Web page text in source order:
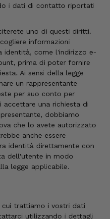
i dati di contatto riportati
uno di questi diritti.
informazioni
identità, come l'indirizzo e-
prima di poter fornire
Ai sensi della legge
un rappresentante
per suo conto per
accettare una richiesta di
dobbiamo
che lo avete autorizzato
anche essere
identità direttamente con
dell'utente in modo
legge applicabile.
cui trattiamo i vostri dati
utilizzando i dettagli